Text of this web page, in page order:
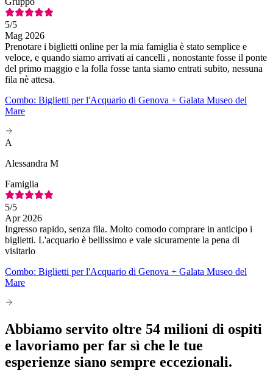
5/5
Mag 2026
Prenotare i biglietti online per la mia famiglia è stato semplice e
veloce, e quando siamo arrivati ai cancelli , nonostante fosse il ponte
del primo maggio e la folla fosse tanta siamo entrati subito, nessuna
fila nè attesa.
Combo: Biglietti per l'Acquario di Genova + Galata Museo del
Mare
A
Alessandra M
Famiglia
5/5
Apr 2026
Ingresso rapido, senza fila. Molto comodo comprare in anticipo i
biglietti. L'acquario è bellissimo e vale sicuramente la pena di
visitarlo
Combo: Biglietti per l'Acquario di Genova + Galata Museo del
Mare
Abbiamo servito oltre 54 milioni di ospiti
e lavoriamo per far sì che le tue
esperienze siano sempre eccezionali.